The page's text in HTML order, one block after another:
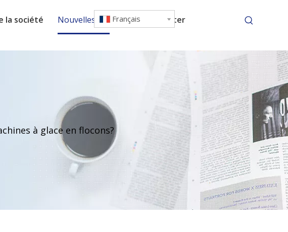
la société Nouvelles Nous contacter
Français
à glace en flocons?